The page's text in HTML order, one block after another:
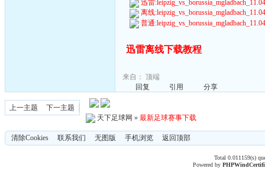
迅雷
离线
普通
迅雷离线下载教程
来自： 顶端
回复
引用 分享
上一主题
下一主题
天下足球网 » 最新足球赛事下载
清除Cookies 联系我们 无图版 手机浏览 返回顶部
Total 0.011159(s)
Powered byPHPWind